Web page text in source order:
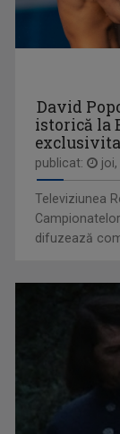
BREAKING
Prima emisiune
BORIS
Născut în 1976,
David
istorică la
publicat:
Televiziunea
difuzează